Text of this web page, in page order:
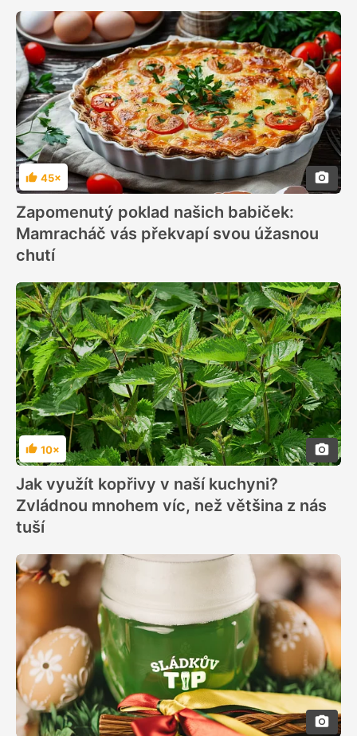
Hodnocení
45×
Zapomenutý poklad našich babiček:
Mamracháč vás překvapí svou úžasnou
chutí
Hodnocení
10×
Jak využít kopřivy v naší kuchyni?
Zvládnou mnohem víc, než většina z nás
tuší